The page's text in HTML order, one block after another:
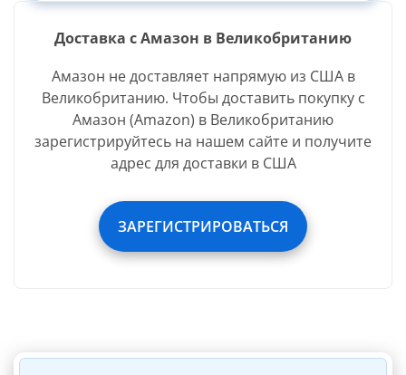
доставки
Название Зверн.
В стоимость услуг бесплатно входит:
Фото входящей посылки
Взвешивание входящей посылки
Убрать обувные коробки/Упаковку
Страховка посылки на сумму $60
Доставка с Амазон в Великобританию
Амазон не доставляет напрямую из США в
Великобританию. Чтобы доставить покупку с
Амазон (Amazon) в Великобританию
зарегистрируйтесь на нашем сайте и получите
адрес для доставки в США
ЗАРЕГИСТРИРОВАТЬСЯ